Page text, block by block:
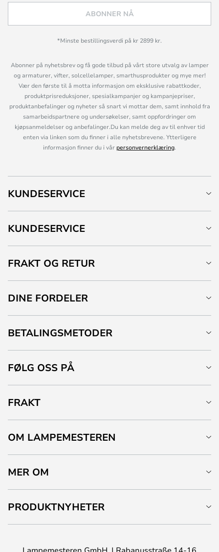
ABONNER NÅ
*Minste bestillingsverdi på kr 2899 kr.
Abonner på nyhetsbrev og få gode tilbud på vårt store utvalg av lamper
og armaturer, vifter, solcellelamper, smarthusprodukter og mye mer!
Vær den første til å motta informasjon om eksklusive rabattkoder,
produktprisreduksjoner, spesialkampanjer og kampanjepriser,
produktanbefalinger og nyheter så snart vi mottar dem, samt innhold fra
samarbeidspartnere og undersøkelser, samt oppfordringer om
kjøpsanmeldelser og anbefalinger.Du kan melde deg av til enhver tid
enten via linken som du finner i alle nyhetsbrevene. Ytterligere
informasjon finner du i vår personvernerklæring.
KUNDESERVICE
KUNDESERVICE
FRAKT OG RETUR
DINE FORDELER
BETALINGSMETODER
FØLG OSS PÅ
FRAKT
OM LAMPEMESTEREN
MER OM
PRODUKTNYHETER
Lampemesteren GmbH Rabanusstraße 14-16